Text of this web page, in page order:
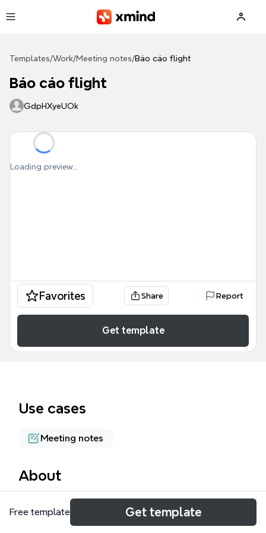
Templates/Work/Meeting notes/Báo cáo flight
Báo cáo flight
GdpHXyeUOk
Loading preview...
Favorites Share Report
Get template
Use cases
Meeting notes
About
Báo cáo flight mind map là một công cụ quản lý dữ
liệu chuyên nghiệp dành cho các đại lý du lịch, bộ
Free template Get template